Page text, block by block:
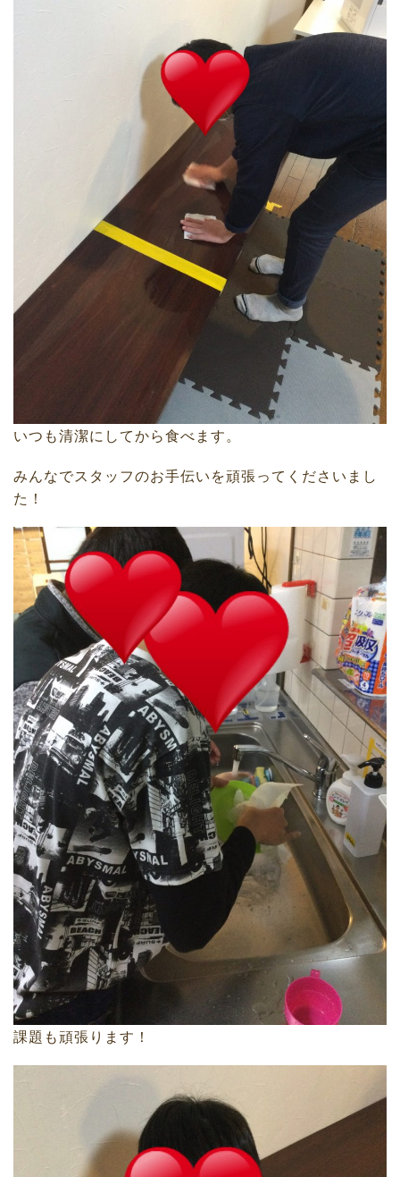
いつも清潔にしてから食べます。
みんなでスタッフのお手伝いを頑張ってくださいまし
た！
課題も頑張ります！